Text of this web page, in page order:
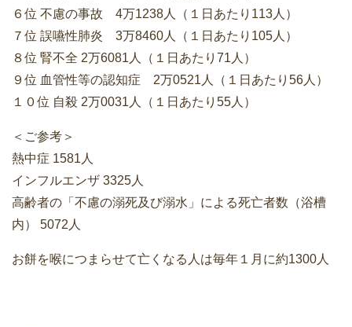
６位 不慮の事故 4万1238人（１日あたり113人）
７位 誤嚥性肺炎 3万8460人（１日あたり105人）
８位 腎不全 2万6081人（１日あたり71人）
９位 血管性等の認知症 2万0521人（１日あたり56人）
１０位 自殺 2万0031人（１日あたり55人）
＜ご参考＞
熱中症 1581人
インフルエンザ 3325人
高齢者の「不慮の溺死及び溺水」による死亡者数（浴槽
内） 5072人
お餅を喉につまらせて亡くなる人は毎年１月に約1300人